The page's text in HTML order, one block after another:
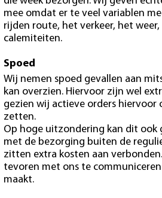
mee omdat er te veel variablen
rijden route, het verkeer, het
calemiteiten.
Spoed
Wij nemen spoed gevallen aan
kan overzien. Hiervoor zijn wel
gezien wij actieve orders hiervoor
zetten.
Op hoge uitzondering kan dit ook
met de bezorging buiten de
zitten extra kosten aan
tevoren met ons te
maakt.